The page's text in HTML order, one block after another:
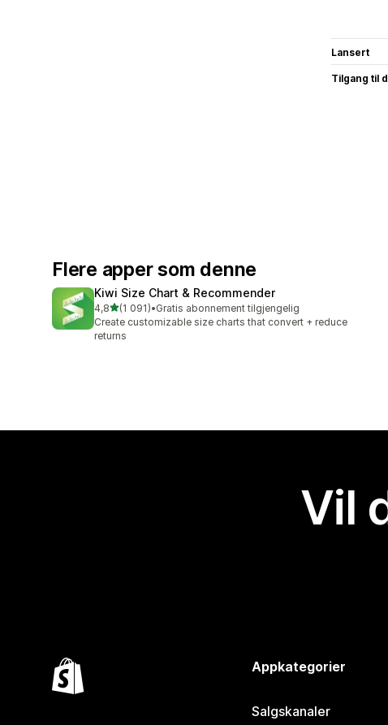
Lansert
Tilgang til
Flere apper som denne
Kiwi Size Chart & Recommender
4,8av 5 stjerner
(1 091)
Totalt 1091 omtaler
•Gratis abonnement tilgjengelig
Create customizable size charts that convert + reduce
returns
Vil
Appkategorier
Salgskanaler